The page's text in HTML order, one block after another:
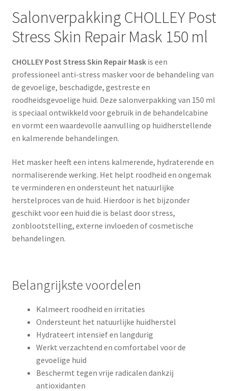
Salonverpakking CHOLLEY Post
Stress Skin Repair Mask 150 ml
CHOLLEY Post Stress Skin Repair Maskis een
professioneel anti-stress masker voor de behandeling van
de gevoelige, beschadigde, gestreste en
roodheidsgevoelige huid. Deze salonverpakking van 150 ml
is speciaal ontwikkeld voor gebruik in de behandelcabine
en vormt een waardevolle aanvulling op huidherstellende
en kalmerende behandelingen.
Het masker heeft een intens kalmerende, hydraterende en
normaliserende werking. Het helpt roodheid en ongemak
te verminderen en ondersteunt het natuurlijke
herstelproces van de huid. Hierdoor is het bijzonder
geschikt voor een huid die is belast door stress,
zonblootstelling, externe invloeden of cosmetische
behandelingen.
Belangrijkste voordelen
Kalmeert roodheid en irritaties
Ondersteunt het natuurlijke huidherstel
Hydrateert intensief en langdurig
Werkt verzachtend en comfortabel voor de
gevoelige huid
Beschermt tegen vrije radicalen dankzij
antioxidanten